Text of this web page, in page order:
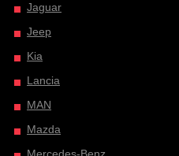
Jaguar
Jeep
Kia
Lancia
MAN
Mazda